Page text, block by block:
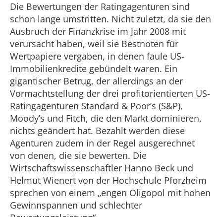
Die Bewertungen der Ratingagenturen sind
schon lange umstritten. Nicht zuletzt, da sie den
Ausbruch der Finanzkrise im Jahr 2008 mit
verursacht haben, weil sie Bestnoten für
Wertpapiere vergaben, in denen faule US-
Immobilienkredite gebündelt waren. Ein
gigantischer Betrug, der allerdings an der
Vormachtstellung der drei profitorientierten US-
Ratingagenturen Standard & Poor’s (S&P),
Moody’s und Fitch, die den Markt dominieren,
nichts geändert hat. Bezahlt werden diese
Agenturen zudem in der Regel ausgerechnet
von denen, die sie bewerten. Die
Wirtschaftswissenschaftler Hanno Beck und
Helmut Wienert von der Hochschule Pforzheim
sprechen von einem „engen Oligopol mit hohen
Gewinnspannen und schlechter